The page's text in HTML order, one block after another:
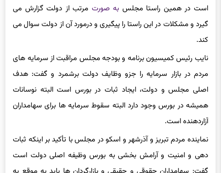
است در همین راستا مجلس به صورت مرتب از دولت گزارش می
گیرد و مشکلات در این راستا را پیگیری و درمورد آن از دولت سوال می
کند.
نایب رئیس کمیسیون برنامه و بودجه مجلس مراقبت از سرمایه های
مردم در بازار سرمایه را جزو وظایف دولت برشمرد و گفت: هدف
اصلی مجلس و دولت، ایجاد ثبات در بورس است البته نوسانات
همیشه در بورس وجود دارد البته سقوط سرمایه ها برای سهامداران
آزاردهنده است.
نماینده مردم تبریز و آذرشهر و اسکو در مجلس با تأکید بر اینکه ثبات
دهی و امنیت و آرامش بخشی به بورس وظیفه اصلی دولت است